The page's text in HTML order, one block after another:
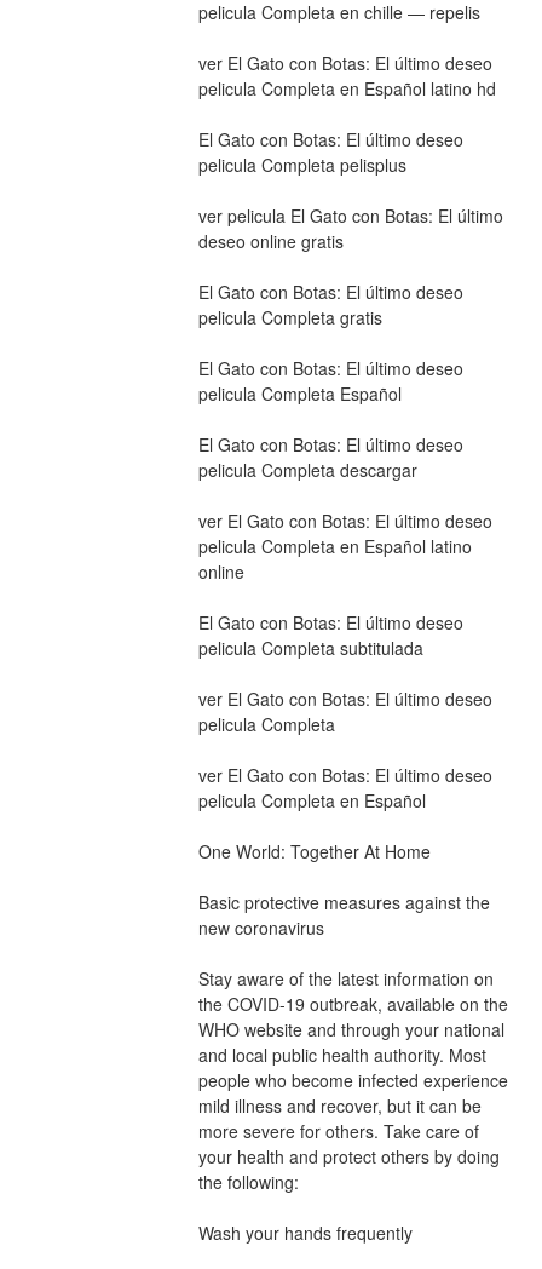
pelicula Completa en chille — repelis
ver El Gato con Botas: El último deseo
pelicula Completa en Español latino hd
El Gato con Botas: El último deseo
pelicula Completa pelisplus
ver pelicula El Gato con Botas: El último
deseo online gratis
El Gato con Botas: El último deseo
pelicula Completa gratis
El Gato con Botas: El último deseo
pelicula Completa Español
El Gato con Botas: El último deseo
pelicula Completa descargar
ver El Gato con Botas: El último deseo
pelicula Completa en Español latino
online
El Gato con Botas: El último deseo
pelicula Completa subtitulada
ver El Gato con Botas: El último deseo
pelicula Completa
ver El Gato con Botas: El último deseo
pelicula Completa en Español
One World: Together At Home
Basic protective measures against the
new coronavirus
Stay aware of the latest information on
the COVID-19 outbreak, available on the
WHO website and through your national
and local public health authority. Most
people who become infected experience
mild illness and recover, but it can be
more severe for others. Take care of
your health and protect others by doing
the following:
Wash your hands frequently